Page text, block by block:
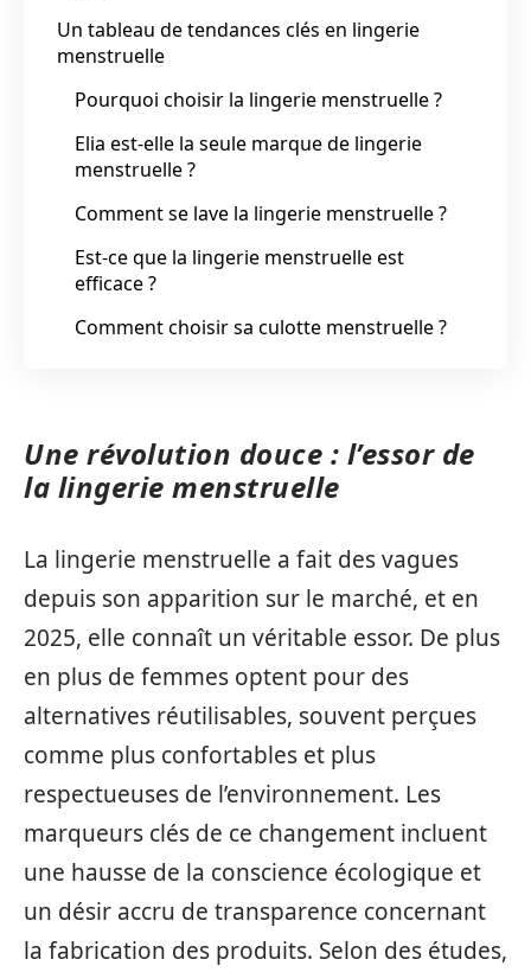
Un tableau de tendances clés en lingerie
menstruelle
Pourquoi choisir la lingerie menstruelle ?
Elia est-elle la seule marque de lingerie
menstruelle ?
Comment se lave la lingerie menstruelle ?
Est-ce que la lingerie menstruelle est
efficace ?
Comment choisir sa culotte menstruelle ?
Une révolution douce : l’essor de
la lingerie menstruelle
La lingerie menstruelle a fait des vagues
depuis son apparition sur le marché, et en
2025, elle connaît un véritable essor. De plus
en plus de femmes optent pour des
alternatives réutilisables, souvent perçues
comme plus confortables et plus
respectueuses de l’environnement. Les
marqueurs clés de ce changement incluent
une hausse de la conscience écologique et
un désir accru de transparence concernant
la fabrication des produits. Selon des études,